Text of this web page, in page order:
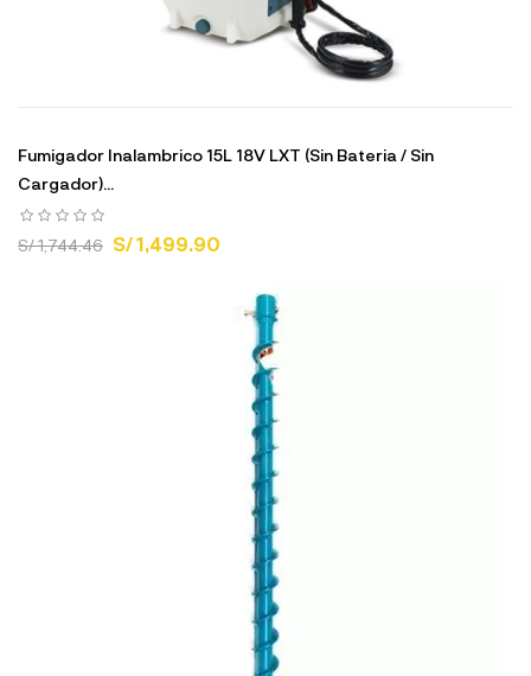
Fumigador Inalambrico 15L 18V LXT (Sin Bateria / Sin
Cargador)...
S/ 1,744.46 S/ 1,499.90